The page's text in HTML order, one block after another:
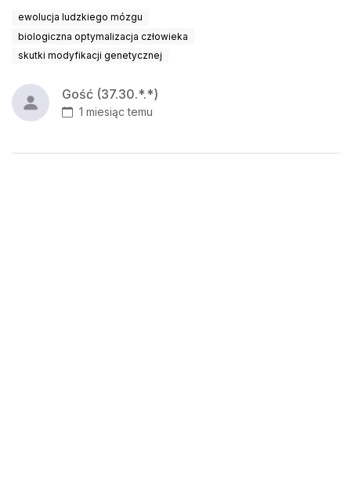
ewolucja ludzkiego mózgu
biologiczna optymalizacja człowieka
skutki modyfikacji genetycznej
Gość (37.30.*.*)
1 miesiąc temu